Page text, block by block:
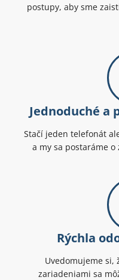
postupy, aby sme
Jednoduché a
Stačí jeden telefonát
a my sa postaráme o
Rýchla
Uvedomujeme si,
zariadeniami sa